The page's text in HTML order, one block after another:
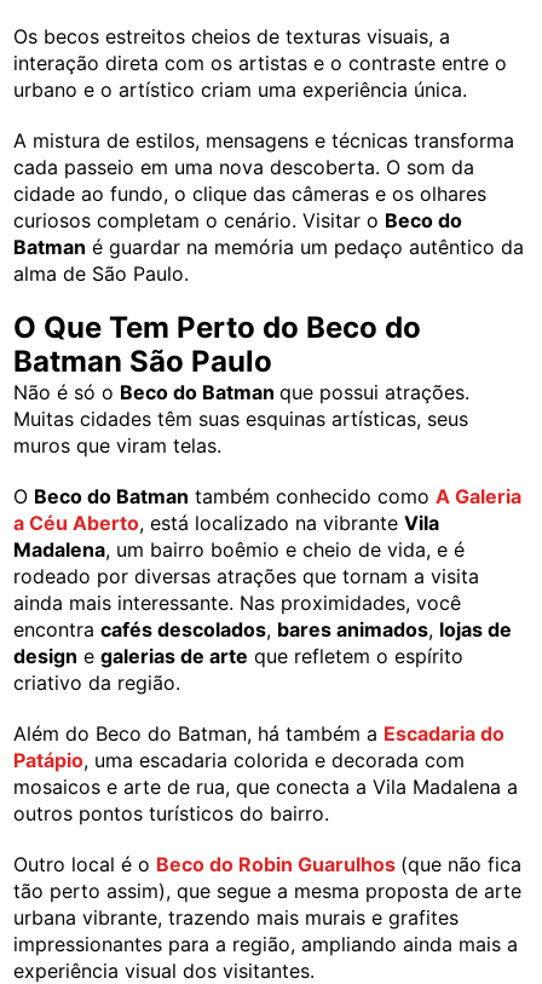
Os becos estreitos cheios de texturas visuais, a
interação direta com os artistas e o contraste entre o
urbano e o artístico criam uma experiência única.
A mistura de estilos, mensagens e técnicas transforma
cada passeio em uma nova descoberta. O som da
cidade ao fundo, o clique das câmeras e os olhares
curiosos completam o cenário. Visitar o Beco do
Batman é guardar na memória um pedaço autêntico da
alma de São Paulo.
O Que Tem Perto do Beco do
Batman São Paulo
Não é só o Beco do Batmanque possui atrações.
Muitas cidades têm suas esquinas artísticas, seus
muros que viram telas.
O Beco do Batman também conhecido comoA Galeria
a Céu Aberto, está localizado na vibranteVila
Madalena, um bairro boêmio e cheio de vida, e é
rodeado por diversas atrações que tornam a visita
ainda mais interessante. Nas proximidades, você
encontracafés descolados, bares animados, lojas de
design egalerias de arte que refletem o espírito
criativo da região.
Além do Beco do Batman, há também a Escadaria do
Patápio, uma escadaria colorida e decorada com
mosaicos e arte de rua, que conecta a Vila Madalena a
outros pontos turísticos do bairro.
Outro local é o Beco do Robin Guarulhos (que não fica
tão perto assim), que segue a mesma proposta de arte
urbana vibrante, trazendo mais murais e grafites
impressionantes para a região, ampliando ainda mais a
experiência visual dos visitantes.